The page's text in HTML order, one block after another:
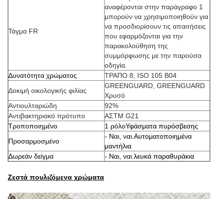
Τάγμα FR
αναφέρονται στην παράγραφο 1
μπορούν να χρησιμοποιηθούν για
να προσδιορίσουν τις απαιτήσεις
που εφαρμόζονται για την
παρακολούθηση της
συμμόρφωσης με την παρούσα
οδηγία.
Δυνατότητα χρώματος
ΤΡΑΠΟ 8, ISO 105 Β04
Δοκιμή οικολογικής φιλίας
GREENGUARD, GREENGUARD
Χρυσό
Αντιουλταριώδη
92%
Αντιβακτηριακό πρότυπο
ΑΣTM G21
Τροποποιημένο
1 ρόλοΥφάσματα πυρόσβεσης
Προσαρμοσμένο
- Ναι, ναι. Αυτοματοποιημένα
μαντήλια
Δωρεάν δείγμα
- Ναι, ναι. λευκά παραθυράκια
Ζεστά πουλιζόμενα χρώματα